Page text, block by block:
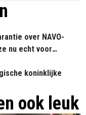
over NAVO-
nu echt voor
koninklijke
ook leuk